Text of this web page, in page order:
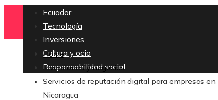
Ecuador
Tecnología
Inversiones
Cultura y ocio
Responsabilidad social
Home
Inversiones y negocios
Servicios de reputación digital para empresas en
Nicaragua